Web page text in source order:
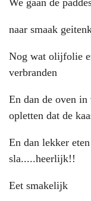
We gaan de
naar smaak
Nog wat olijfolie
verbranden
En dan de oven
opletten dat de
En dan lekker
sla.....heerlijk!!
Eet smakelijk